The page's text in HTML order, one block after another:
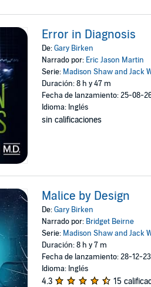
Error in Diagnosis
De:Gary Birken
Narrado por: Eric Jason Martin
Serie: Madison Shaw and Jack
Duración: 8 h y 47 m
Fecha de lanzamiento: 25-08-
Idioma: Inglés
sin calificaciones
Malice by Design
De:Gary Birken
Narrado por: Bridget Beirne
Serie: Madison Shaw and Jack
Duración: 8 h y 7 m
Fecha de lanzamiento: 28-12-23
Idioma: Inglés
4.3 15